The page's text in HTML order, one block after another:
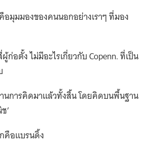
อมุมมองของคนนอกอย่างเราๆ ที่มอง
ก่อตั้ง ไม่มีอะไรเกี่ยวกับ Copenn. ที่เป็น
นการคิดมาแล้วทั้งสิ้น โดยคิดบนพื้นฐาน
’
คือแบรนดิ้ง